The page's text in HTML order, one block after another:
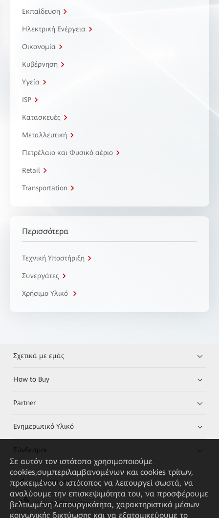
Εκπαίδευση
Ηλεκτρική Ενέργεια
Οικονομία
Κυβέρνηση
Υγεία
ISP
Κατασκευές
Μεταλλευτική
Πετρέλαιο και Φυσικό αέριο
Retail
Transportation
Περισσότερα
Τεχνική Υποστήριξη
Συνεργάτες
Χρήσιμο Υλικό
Σχετικά με εμάς
How to Buy
Partner
Ενημερωτικό Υλικό
Σύνδεσμοι
HUAWEI eKit App
Huawei HiKnow App
Σε αυτόν τον ιστότοπο χρησιμοποιούμε
cookies,συμπεριλαμβανομένων και cookies τρίτων,
προκειμένου ο ιστότοπος να λειτουργεί σωστά, να
αναλύουμε την επισκεψιμότητα του, να προσφέρουμε
βελτιωμένη λειτουργικότητα, χαρακτηριστικά μέσων
κοινωνικής δικτύωσης και να εξατομικεύουμε το